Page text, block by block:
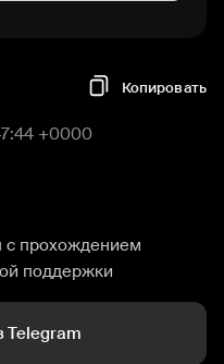
Копировать
+0000
с прохождением
поддержки
Telegram